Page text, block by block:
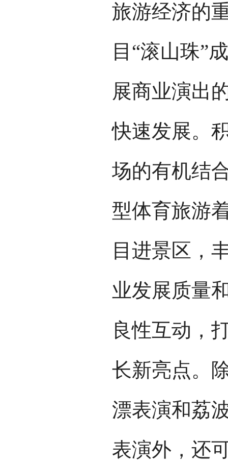
旅游经济的
目“滚山珠”
展商业演出
快速发展。
场的有机结
型体育旅游
目进景区，
业发展质量
良性互动，
长新亮点。
漂表演和荔
表演外，还